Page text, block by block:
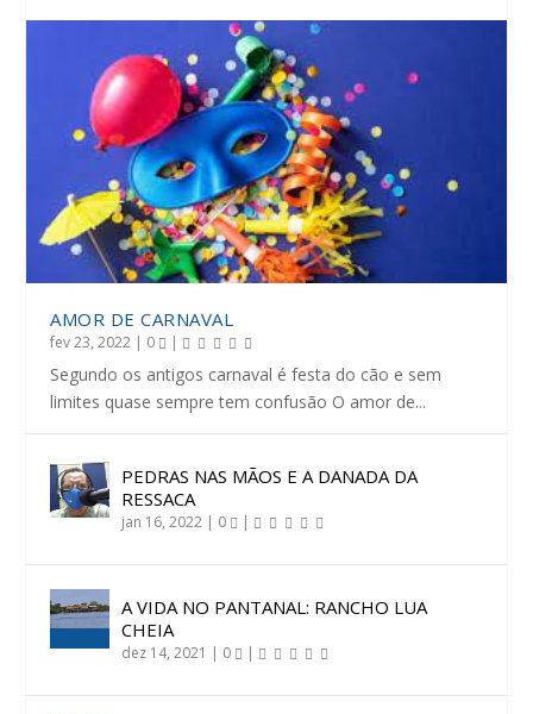
AMOR DE CARNAVAL
fev 23, 2022 | 0 |
Segundo os antigos carnaval é festa do cão e sem
limites quase sempre tem confusão O amor de...
PEDRAS NAS MÃOS E A DANADA DA
RESSACA
jan 16, 2022 | 0 |
A VIDA NO PANTANAL: RANCHO LUA
CHEIA
dez 14, 2021 | 0 |